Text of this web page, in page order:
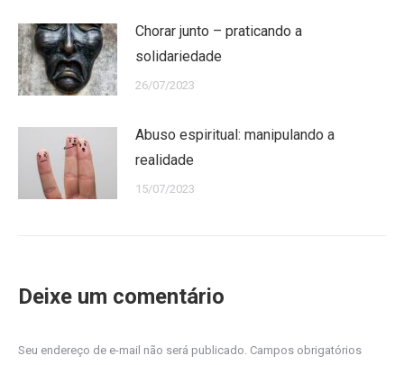
Chorar junto – praticando a
solidariedade
26/07/2023
Abuso espiritual: manipulando a
realidade
15/07/2023
Deixe um comentário
Seu endereço de e-mail não será publicado. Campos obrigatórios